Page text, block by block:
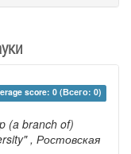
score: 0 (Всего: 0)
(a branch of)
, Ростовская